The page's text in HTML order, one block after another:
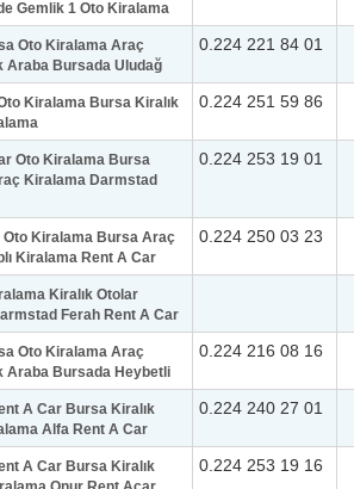
Gemlik 1 Oto Kiralama
Oto Kiralama Araç
Araba Bursada Uludağ
0.224 221 84 01
Kiralama Bursa Kiralık
0.224 251 59 86
Oto Kiralama Bursa
Kiralama Darmstad
0.224 253 19 01
Oto Kiralama Bursa Araç
Kiralama Rent A Car
0.224 250 03 23
Kiralık Otolar
Ferah Rent A Car
Oto Kiralama Araç
Araba Bursada Heybetli
0.224 216 08 16
A Car Bursa Kiralık
Alfa Rent A Car
0.224 240 27 01
A Car Bursa Kiralık
0.224 253 19 16